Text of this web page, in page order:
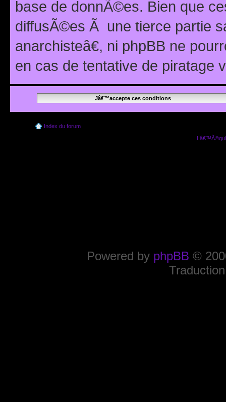
base de donnÃ©es. Bien que
diffusÃ©es Ã une tierce partie
anarchisteâ€, ni phpBB ne
en cas de tentative de piratage
Index du forum
Powered by phpBB ©